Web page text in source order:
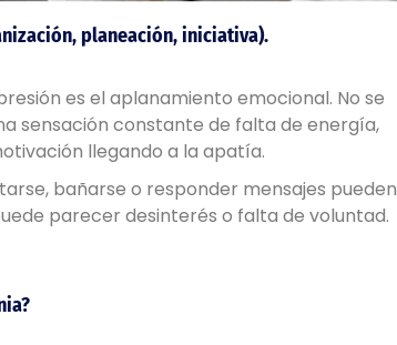
planeación, iniciativa).
es el aplanamiento emocional. No se
sensación constante de falta de energía,
llegando a la apatía.
bañarse o responder mensajes pueden
parecer desinterés o falta de voluntad.